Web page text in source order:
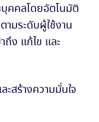
คคลโดยอัตโนมัติ
ามระดับผู้ใช้งาน
ง แก้ไข และ
สร้างความมั่นใจ